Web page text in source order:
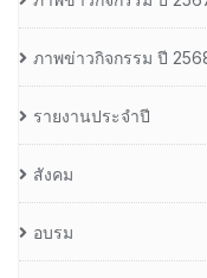
ภาพข่าวกิจกรรม ปี
รายงานประจำปี
สังคม
อบรม